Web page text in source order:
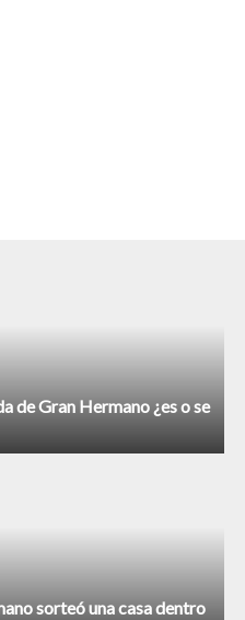
de Gran Hermano ¿es o se
sorteó una casa dentro